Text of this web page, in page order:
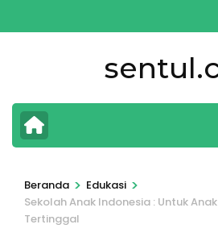
ke
Enter)
Beranda > Edukasi >
Sekolah Anak Indonesia : Untuk
Tertinggal